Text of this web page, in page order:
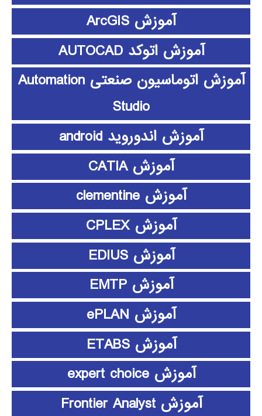
آموزش ArcGIS
آموزش اتوکد AUTOCAD
آموزش اتوماسیون صنعتی Automation
Studio
آموزش اندوروید android
آموزش CATIA
آموزش clementine
آموزش CPLEX
آموزش EDIUS
آموزش EMTP
آموزش ePLAN
آموزش ETABS
آموزش expert choice
آموزش Frontier Analyst